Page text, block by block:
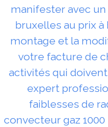
manifester avec
bruxelles au prix à
montage et la
votre facture de
activités qui
expert
faiblesses de
convecteur gaz